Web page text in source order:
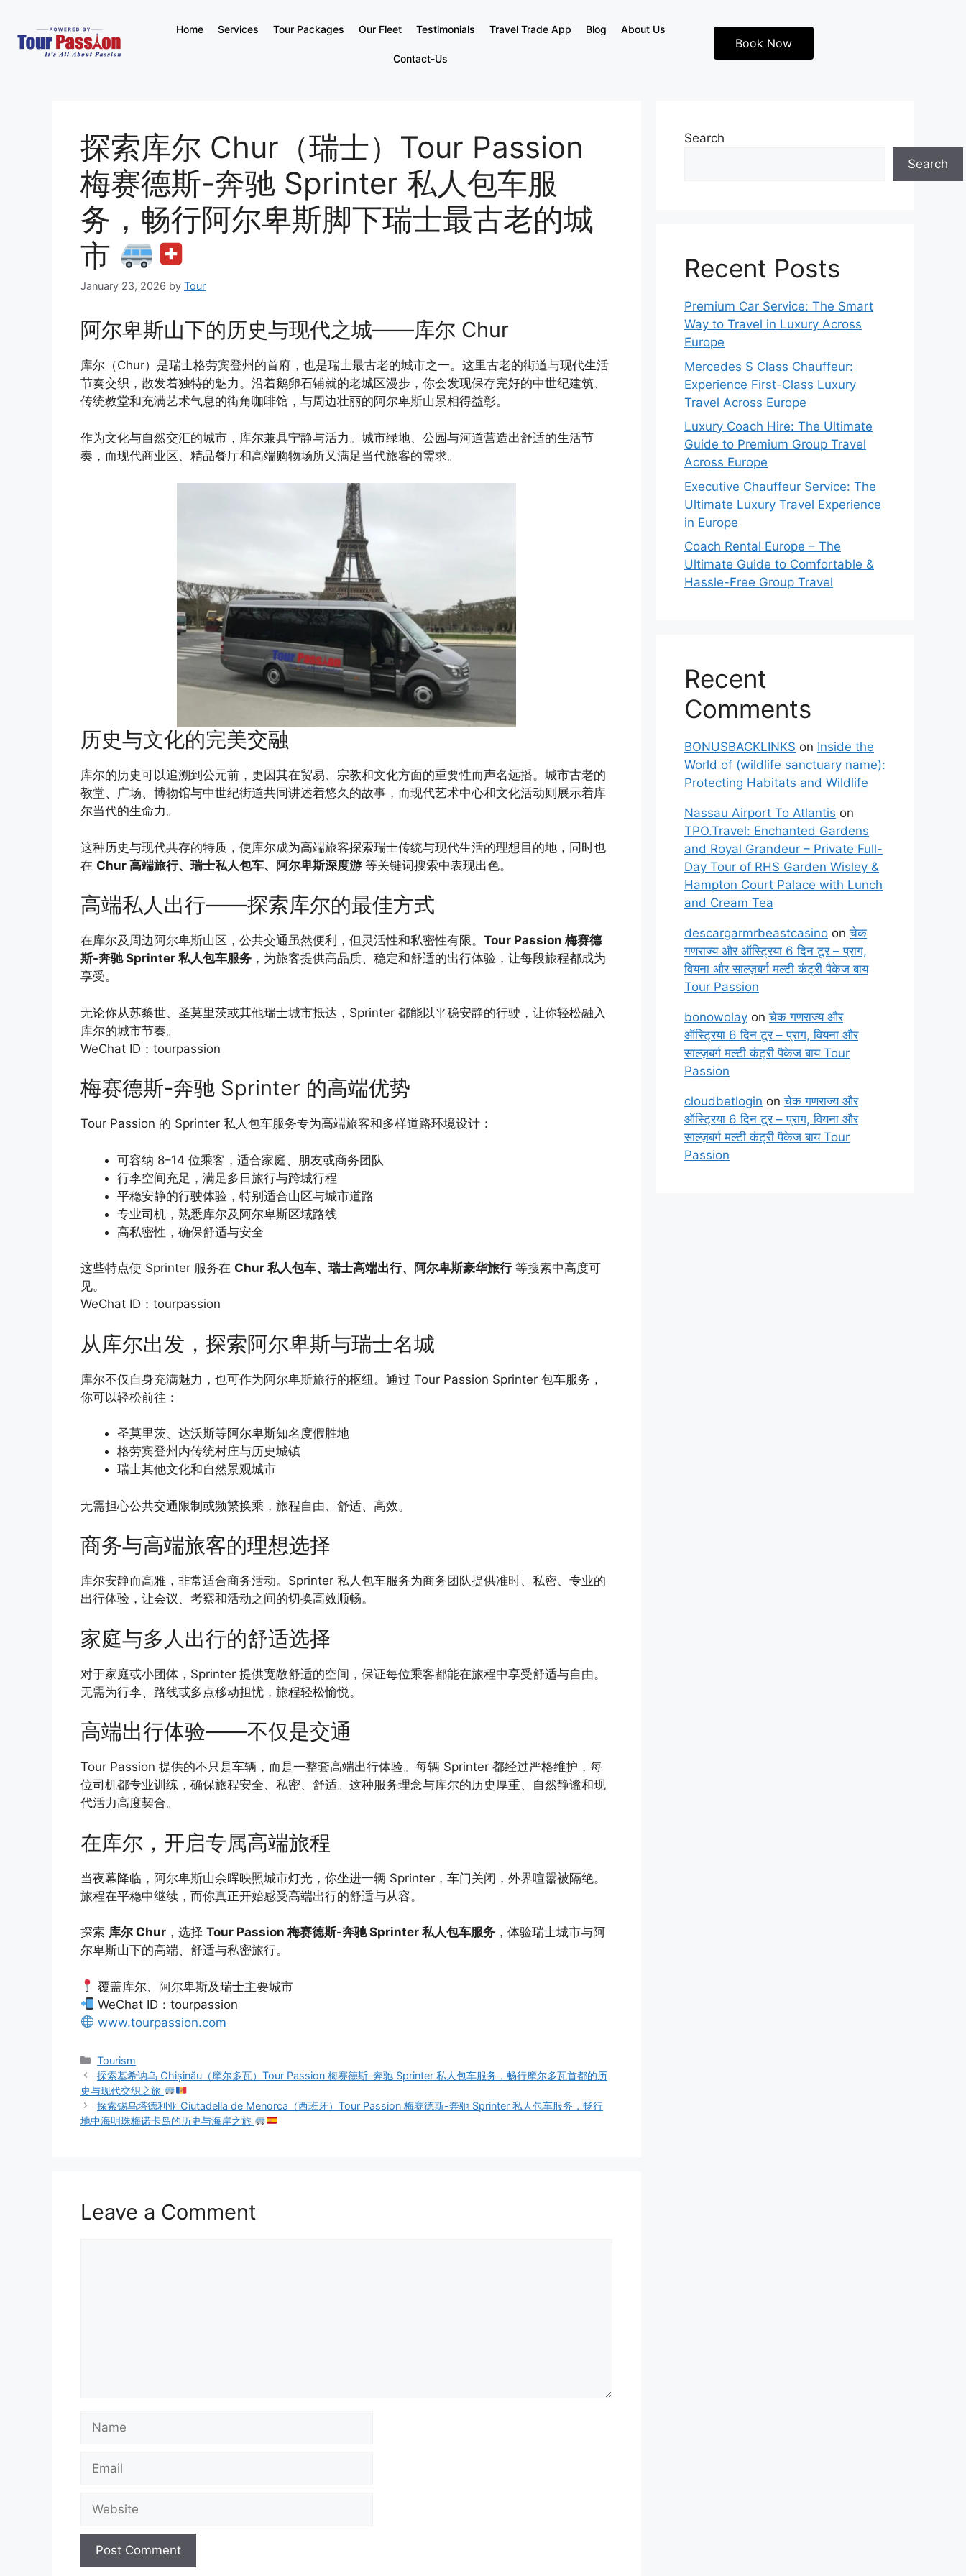
Home Services Tour Packages Our Fleet Testimonials Travel Trade App Blog About Us
Contact-Us
Book Now
探索库尔 Chur（瑞士）Tour Passion
梅赛德斯-奔驰 Sprinter 私人包车服
务，畅行阿尔卑斯脚下瑞士最古老的城
市
January 23, 2026 by Tour
阿尔卑斯山下的历史与现代之城——库尔 Chur
库尔（Chur）是瑞士格劳宾登州的首府，也是瑞士最古老的城市之一。这里古老的街道与现代生活
节奏交织，散发着独特的魅力。沿着鹅卵石铺就的老城区漫步，你会发现保存完好的中世纪建筑、
传统教堂和充满艺术气息的街角咖啡馆，与周边壮丽的阿尔卑斯山景相得益彰。
作为文化与自然交汇的城市，库尔兼具宁静与活力。城市绿地、公园与河道营造出舒适的生活节
奏，而现代商业区、精品餐厅和高端购物场所又满足当代旅客的需求。
历史与文化的完美交融
库尔的历史可以追溯到公元前，更因其在贸易、宗教和文化方面的重要性而声名远播。城市古老的
教堂、广场、博物馆与中世纪街道共同讲述着悠久的故事，而现代艺术中心和文化活动则展示着库
尔当代的生命力。
这种历史与现代共存的特质，使库尔成为高端旅客探索瑞士传统与现代生活的理想目的地，同时也
在 Chur 高端旅行、瑞士私人包车、阿尔卑斯深度游 等关键词搜索中表现出色。
高端私人出行——探索库尔的最佳方式
在库尔及周边阿尔卑斯山区，公共交通虽然便利，但灵活性和私密性有限。 Tour Passion 梅赛德
斯-奔驰 Sprinter 私人包车服务 ，为旅客提供高品质、稳定和舒适的出行体验，让每段旅程都成为
享受。
无论你从苏黎世、圣莫里茨或其他瑞士城市抵达，Sprinter 都能以平稳安静的行驶，让你轻松融入
库尔的城市节奏。
WeChat ID：tourpassion
梅赛德斯-奔驰 Sprinter 的高端优势
Tour Passion 的 Sprinter 私人包车服务专为高端旅客和多样道路环境设计：
可容纳 8–14 位乘客，适合家庭、朋友或商务团队
行李空间充足，满足多日旅行与跨城行程
平稳安静的行驶体验，特别适合山区与城市道路
专业司机，熟悉库尔及阿尔卑斯区域路线
高私密性，确保舒适与安全
这些特点使 Sprinter 服务在 Chur 私人包车、瑞士高端出行、阿尔卑斯豪华旅行等搜索中高度可
见。
WeChat ID：tourpassion
从库尔出发，探索阿尔卑斯与瑞士名城
库尔不仅自身充满魅力，也可作为阿尔卑斯旅行的枢纽。通过 Tour Passion Sprinter 包车服务，
你可以轻松前往：
圣莫里茨、达沃斯等阿尔卑斯知名度假胜地
格劳宾登州内传统村庄与历史城镇
瑞士其他文化和自然景观城市
无需担心公共交通限制或频繁换乘，旅程自由、舒适、高效。
商务与高端旅客的理想选择
库尔安静而高雅，非常适合商务活动。Sprinter 私人包车服务为商务团队提供准时、私密、专业的
出行体验，让会议、考察和活动之间的切换高效顺畅。
家庭与多人出行的舒适选择
对于家庭或小团体，Sprinter 提供宽敞舒适的空间，保证每位乘客都能在旅程中享受舒适与自由。
无需为行李、路线或多点移动担忧，旅程轻松愉悦。
高端出行体验——不仅是交通
Tour Passion 提供的不只是车辆，而是一整套高端出行体验。每辆 Sprinter 都经过严格维护，每
位司机都专业训练，确保旅程安全、私密、舒适。这种服务理念与库尔的历史厚重、自然静谧和现
代活力高度契合。
在库尔，开启专属高端旅程
当夜幕降临，阿尔卑斯山余晖映照城市灯光，你坐进一辆 Sprinter，车门关闭，外界喧嚣被隔绝。
旅程在平稳中继续，而你真正开始感受高端出行的舒适与从容。
探索 库尔 Chur ，选择 Tour Passion 梅赛德斯-奔驰 Sprinter 私人包车服务 ，体验瑞士城市与阿
尔卑斯山下的高端、舒适与私密旅行。
覆盖库尔、阿尔卑斯及瑞士主要城市
WeChat ID：tourpassion
www.tourpassion.com
Tourism
探索基希讷乌 Chișinău（摩尔多瓦）Tour Passion 梅赛德斯-奔驰 Sprinter 私人包车服务，畅行摩尔多瓦首都的历
史与现代交织之旅
探索锡乌塔德利亚 Ciutadella de Menorca（西班牙）Tour Passion 梅赛德斯-奔驰 Sprinter 私人包车服务，畅行
地中海明珠梅诺卡岛的历史与海岸之旅
Leave a Comment
Search
Search
Recent Posts
Premium Car Service: The Smart
Way to Travel in Luxury Across
Europe
Mercedes S Class Chauffeur:
Experience First-Class Luxury
Travel Across Europe
Luxury Coach Hire: The Ultimate
Guide to Premium Group Travel
Across Europe
Executive Chauffeur Service: The
Ultimate Luxury Travel Experience
in Europe
Coach Rental Europe – The
Ultimate Guide to Comfortable &
Hassle-Free Group Travel
Recent
Comments
BONUSBACKLINKS on Inside the
World of (wildlife sanctuary name):
Protecting Habitats and Wildlife
Nassau Airport To Atlantis on
TPO.Travel: Enchanted Gardens
and Royal Grandeur – Private Full-
Day Tour of RHS Garden Wisley &
Hampton Court Palace with Lunch
and Cream Tea
descargarmrbeastcasino onचेक
गणराज्य और ऑस्ट्रिया 6 दिन टूर – प्राग,
वियना और साल्ज़बर्ग मल्टी कंट्री पैकेज बाय
Tour Passion
bonowolay onचेक गणराज्य और
ऑस्ट्रिया 6 दिन टूर – प्राग, वियना और
साल्ज़बर्ग मल्टी कंट्री पैकेज बाय Tour
Passion
cloudbetlogin onचेक गणराज्य और
ऑस्ट्रिया 6 दिन टूर – प्राग, वियना और
साल्ज़बर्ग मल्टी कंट्री पैकेज बाय Tour
Passion